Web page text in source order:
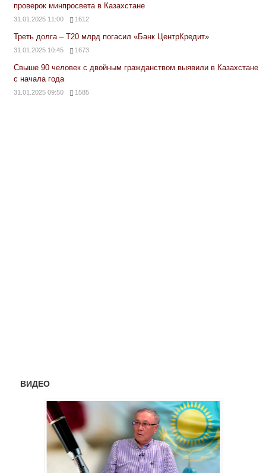
проверок минпросвета в Казахстане
31.01.2025 11:00 1612
Треть долга – Т20 млрд погасил «Банк ЦентрКредит»
31.01.2025 10:45 1673
Свыше 90 человек с двойным гражданством выявили в Казахстане
с начала года
31.01.2025 09:50 1585
ВИДЕО